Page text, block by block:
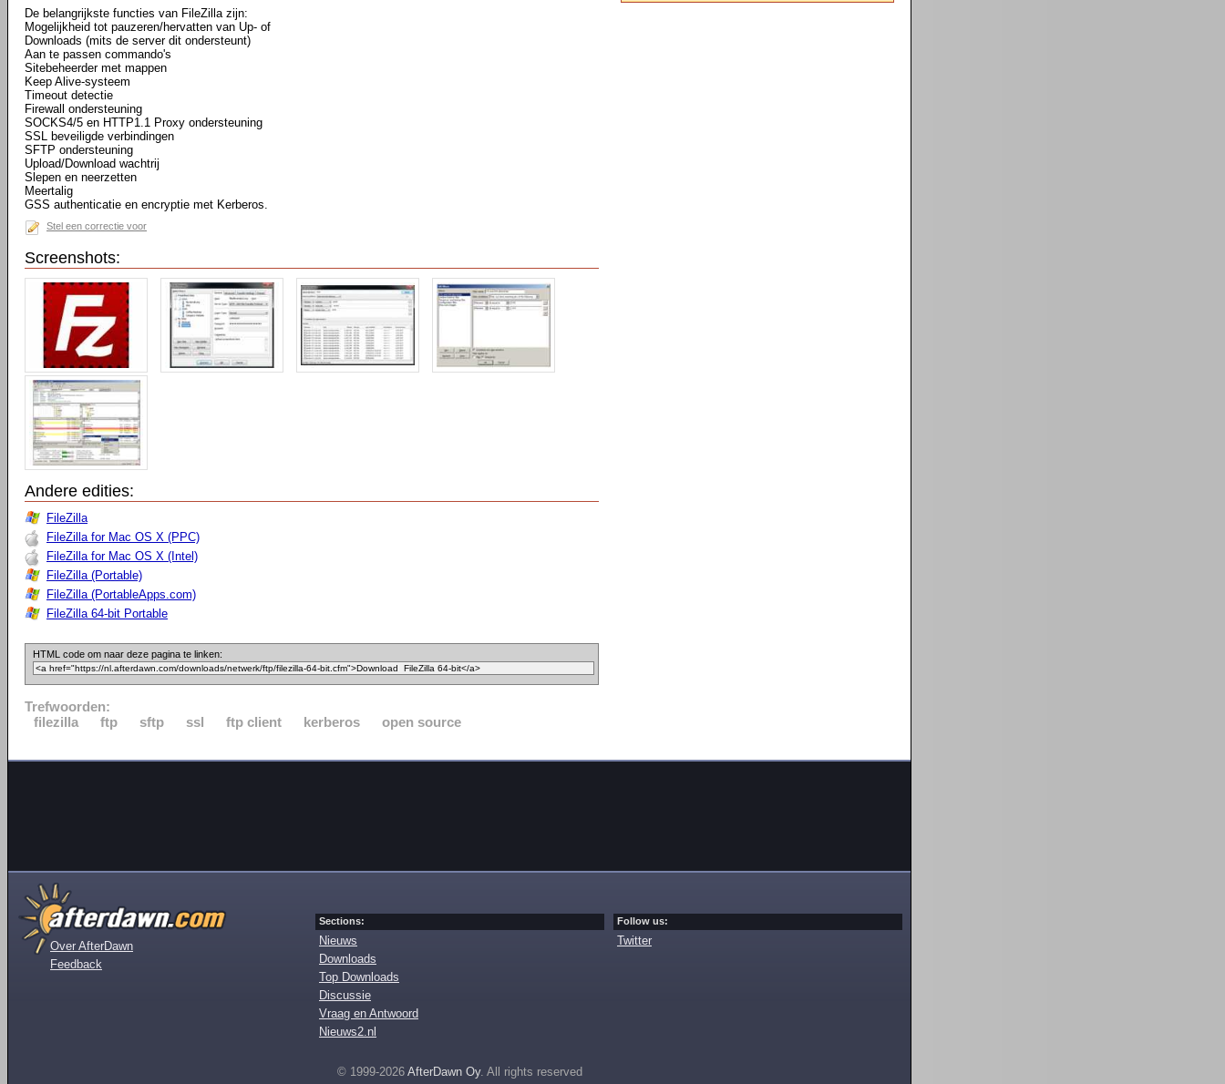
De belangrijkste functies van FileZilla zijn:
Mogelijkheid tot pauzeren/hervatten van Up- of
Downloads (mits de server dit ondersteunt)
Aan te passen commando's
Sitebeheerder met mappen
Keep Alive-systeem
Timeout detectie
Firewall ondersteuning
SOCKS4/5 en HTTP1.1 Proxy ondersteuning
SSL beveiligde verbindingen
SFTP ondersteuning
Upload/Download wachtrij
Slepen en neerzetten
Meertalig
GSS authenticatie en encryptie met Kerberos.
Stel een correctie voor
Screenshots:
Andere edities:
FileZilla
FileZilla for Mac OS X (PPC)
FileZilla for Mac OS X (Intel)
FileZilla (Portable)
FileZilla (PortableApps.com)
FileZilla 64-bit Portable
HTML code om naar deze pagina te linken:
Trefwoorden:
filezilla
ftp sftp ssl ftp client kerberos open source
Over AfterDawn
Feedback
Sections:
Nieuws
Downloads
Top Downloads
Discussie
Vraag en Antwoord
Nieuws2.nl
Follow us:
Twitter
© 1999-2026 AfterDawn Oy. All rights reserved